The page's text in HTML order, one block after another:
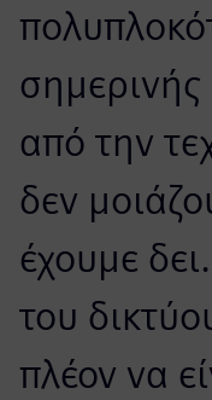
σημερινής
από την
δεν
έχουμε
του
πλέον να